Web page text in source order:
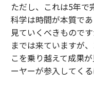
ただし、これは5年で
科学は時間が本質で
見ていくべきもので
までは来ていますが
こを乗り越えて成果
ーヤーが参入してくる